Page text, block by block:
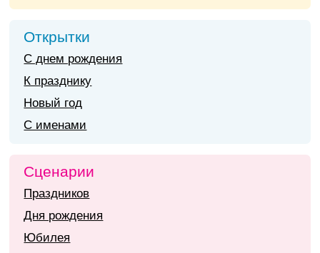
Открытки
С днем рождения
К празднику
Новый год
С именами
Сценарии
Праздников
Дня рождения
Юбилея